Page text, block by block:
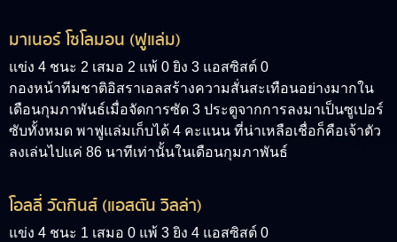
มาเนอร์ โซโลมอน (ฟูแล่ม)
แข่ง 4 ชนะ 2 เสมอ 2 แพ้ 0 ยิง 3 แอสซิสต์ 0
กองหน้าทีมชาติอิสราเอลสร้างความสั่นสะเทือนอย่างมากใน
เดือนกุมภาพันธ์เมื่อจัดการซัด 3 ประตูจากการลงมาเป็นซูเปอร์
ซับทั้งหมด พาฟูแล่มเก็บได้ 4 คะแนน ที่น่าเหลือเชื่อก็คือเจ้าตัว
ลงเล่นไปแค่ 86 นาทีเท่านั้นในเดือนกุมภาพันธ์
โอลลี่ วัตกินส์ (แอสตัน วิลล่า)
แข่ง 4 ชนะ 1 เสมอ 0 แพ้ 3 ยิง 4 แอสซิสต์ 0